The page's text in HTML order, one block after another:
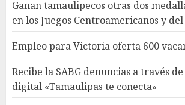
Ganan tamaulipecos otras dos
en los Juegos Centroamericanos y
Empleo para Victoria oferta 600
Recibe la SABG denuncias a través
digital «Tamaulipas te conecta»